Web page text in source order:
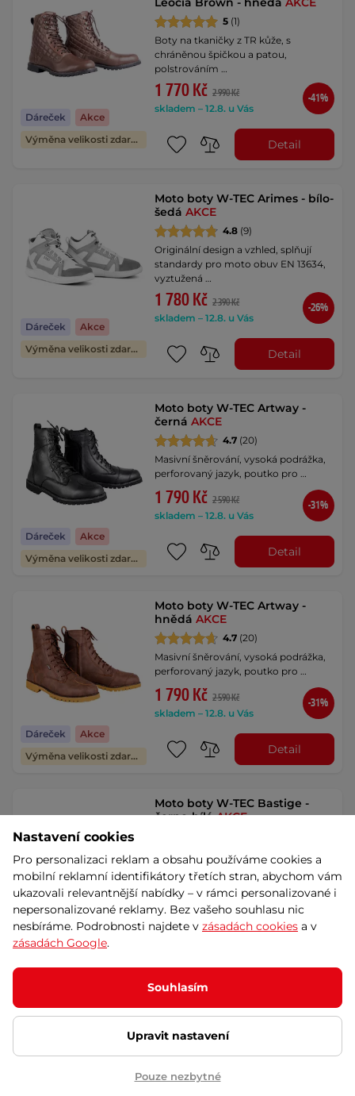
Dáreček
Akce
Výměna velikosti zdarma
5 (1)
Boty na tkaničky z TR kůže, s
chráněnou špičkou a patou,
polstrováním …
1 770 Kč 2 990 Kč
skladem – 12.8. u Vás
-41%
Detail
Dáreček
Akce
Výměna velikosti zdarma
Moto boty W-TEC Arimes - bílo-
šedáAKCE
4.8 (9)
Originální design a vzhled, splňují
standardy pro moto obuv EN 13634,
vyztužená …
1 780 Kč 2 390 Kč
skladem – 12.8. u Vás
-26%
Detail
Dáreček
Akce
Výměna velikosti zdarma
Moto boty W-TEC Artway -
černáAKCE
4.7 (20)
Masivní šněrování, vysoká podrážka,
perforovaný jazyk, poutko pro …
1 790 Kč 2 590 Kč
skladem – 12.8. u Vás
-31%
Detail
Dáreček
Akce
Výměna velikosti zdarma
Moto boty W-TEC Artway -
hnědáAKCE
4.7 (20)
Masivní šněrování, vysoká podrážka,
perforovaný jazyk, poutko pro …
1 790 Kč 2 590 Kč
skladem – 12.8. u Vás
-31%
Detail
Dáreček
Akce
Moto boty W-TEC Bastige -
černo-bíláAKCE
Vzhled volnočasových tenisek s
pravou kůží! Chrániče kotníků,
vyztužená …
1 850 Kč 2 490 Kč
skladem – 12.8. u Vás
Dámské moto boty W-TEC
panely, perforace, dekorativní
Nastavení cookies
Pro personalizaci reklam a obsahu používáme cookies a
mobilní reklamní identifikátory třetích stran, abychom vám
ukazovali relevantnější nabídky – v rámci personalizované i
nepersonalizované reklamy. Bez vašeho souhlasu nic
nesbíráme. Podrobnosti najdete v zásadách cookies a v
zásadách Google.
Souhlasím
Upravit nastavení
Pouze nezbytné